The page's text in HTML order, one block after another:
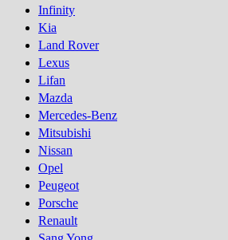
Infinity
Kia
Land Rover
Lexus
Lifan
Mazda
Mercedes-Benz
Mitsubishi
Nissan
Opel
Peugeot
Porsсhe
Renault